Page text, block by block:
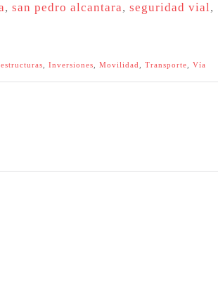
, san pedro alcantara, seguridad vial,
Inversiones Movilidad Transporte
Vía